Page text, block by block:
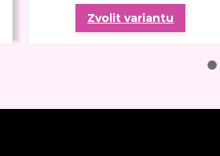
Zvolit variantu